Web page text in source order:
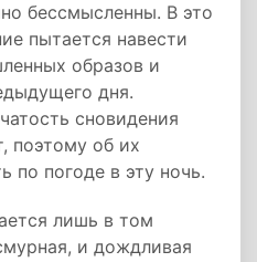
бессмысленны. В это
пытается навести
образов и
дня.
сновидения
поэтому об их
по погоде в эту ночь.
лишь в том
и дождливая